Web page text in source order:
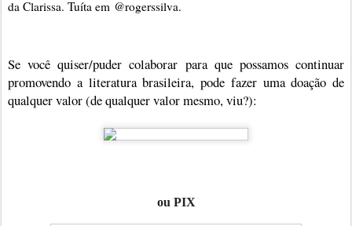
da Clarissa. Tuíta em @rogerssilva.
Se você quiser/puder colaborar para que possamos continuar
promovendo a literatura brasileira, pode fazer uma doação de
qualquer valor (de qualquer valor mesmo, viu?):
ou PIX